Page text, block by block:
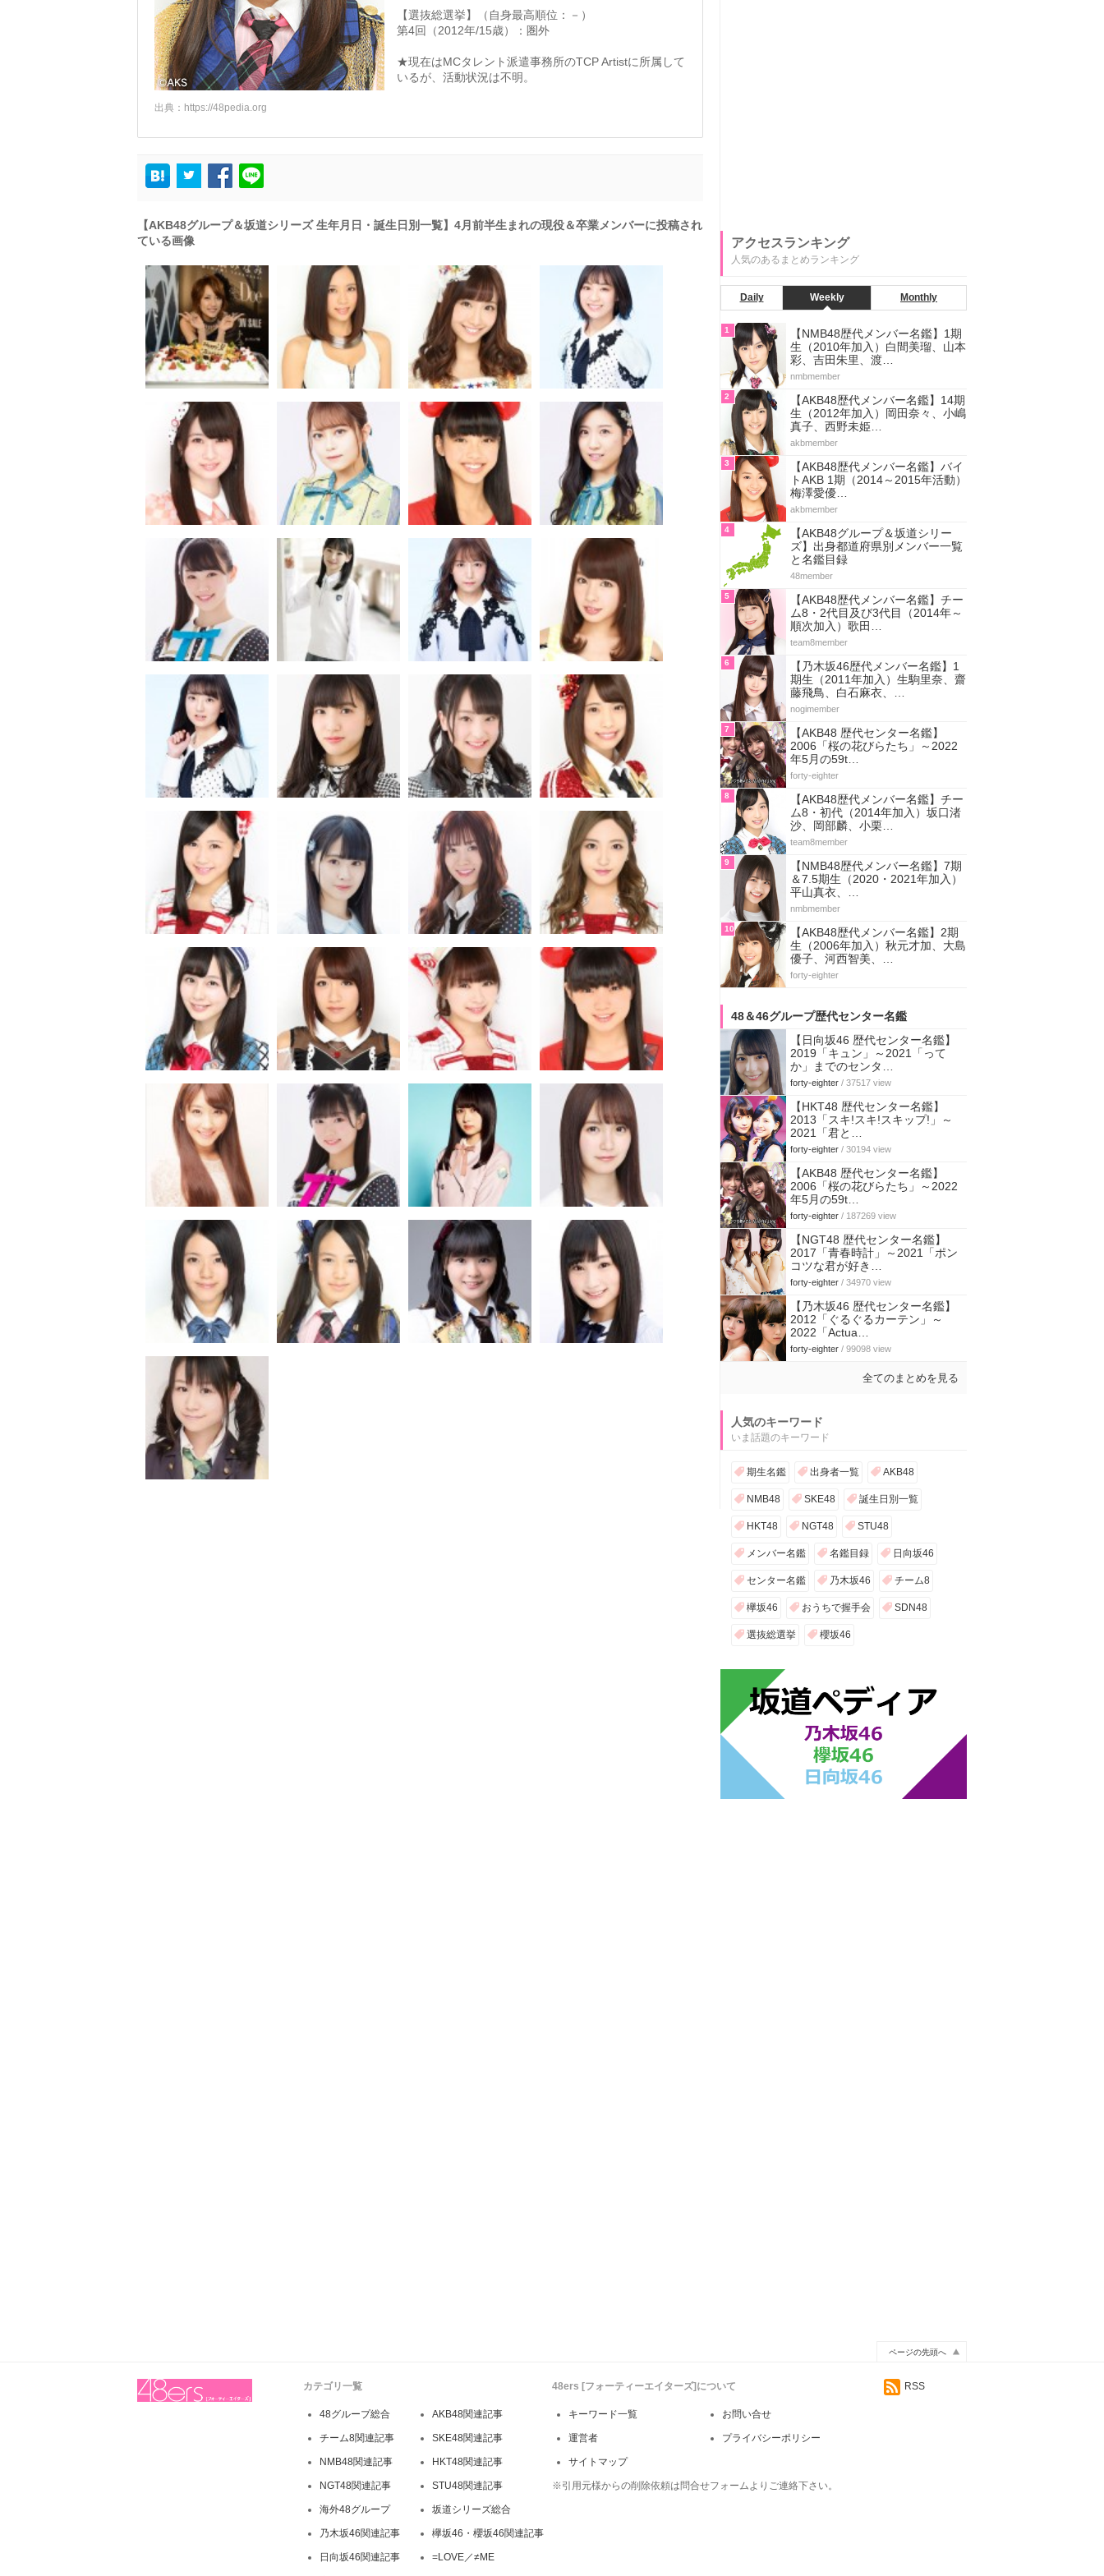
【選抜総選挙】（自身最高順位：－）
第4回（2012年/15歳）：圏外
★現在はMCタレント派遣事務所のTCP Artistに所属して
いるが、活動状況は不明。
出典： https://48pedia.org
【AKB48グループ＆坂道シリーズ 生年月日・誕生日別一覧】4月前半生まれの現役＆卒業メンバーに投稿され
ている画像
アクセスランキング
人気のあるまとめランキング
Daily Weekly Monthly
1
【NMB48歴代メンバー名鑑】1期
生（2010年加入）白間美瑠、山本
彩、吉田朱里、渡…
nmbmember
2
【AKB48歴代メンバー名鑑】14期
生（2012年加入）岡田奈々、小嶋
真子、西野未姫…
akbmember
3
【AKB48歴代メンバー名鑑】バイ
トAKB 1期（2014～2015年活動）
梅澤愛優…
akbmember
4
【AKB48グループ＆坂道シリー
ズ】出身都道府県別メンバー一覧
と名鑑目録
48member
5
【AKB48歴代メンバー名鑑】チー
ム8・2代目及び3代目（2014年～
順次加入）歌田…
team8member
6
【乃木坂46歴代メンバー名鑑】1
期生（2011年加入）生駒里奈、齋
藤飛鳥、白石麻衣、…
nogimember
7
【AKB48 歴代センター名鑑】
2006「桜の花びらたち」～2022
年5月の59t…
forty-eighter
8
【AKB48歴代メンバー名鑑】チー
ム8・初代（2014年加入）坂口渚
沙、岡部麟、小栗…
team8member
9
【NMB48歴代メンバー名鑑】7期
＆7.5期生（2020・2021年加入）
平山真衣、…
nmbmember
10
【AKB48歴代メンバー名鑑】2期
生（2006年加入）秋元才加、大島
優子、河西智美、…
forty-eighter
48＆46グループ歴代センター名鑑
【日向坂46 歴代センター名鑑】
2019「キュン」～2021「って
か」までのセンタ…
forty-eighter / 37517 view
【HKT48 歴代センター名鑑】
2013「スキ!スキ!スキップ!」～
2021「君と…
forty-eighter / 30194 view
【AKB48 歴代センター名鑑】
2006「桜の花びらたち」～2022
年5月の59t…
forty-eighter / 187269 view
【NGT48 歴代センター名鑑】
2017「青春時計」～2021「ポン
コツな君が好き…
forty-eighter / 34970 view
【乃木坂46 歴代センター名鑑】
2012「ぐるぐるカーテン」～
2022「Actua…
forty-eighter / 99098 view
全てのまとめを見る
人気のキーワード
いま話題のキーワード
期生名鑑 出身者一覧 AKB48
NMB48 SKE48 誕生日別一覧
HKT48 NGT48 STU48
メンバー名鑑 名鑑目録 日向坂46
センター名鑑 乃木坂46 チーム8
欅坂46 おうちで握手会 SDN48
選抜総選挙 櫻坂46
ページの先頭へ
カテゴリ一覧
48グループ総合 AKB48関連記事
チーム8関連記事 SKE48関連記事
NMB48関連記事 HKT48関連記事
NGT48関連記事 STU48関連記事
海外48グループ 坂道シリーズ総合
乃木坂46関連記事 欅坂46・櫻坂46関連記事
日向坂46関連記事 =LOVE／≠ME
48ers [フォーティーエイターズ]について
キーワード一覧 お問い合せ
運営者 プライバシーポリシー
サイトマップ
※引用元様からの削除依頼は問合せフォームよりご連絡下さい。
RSS